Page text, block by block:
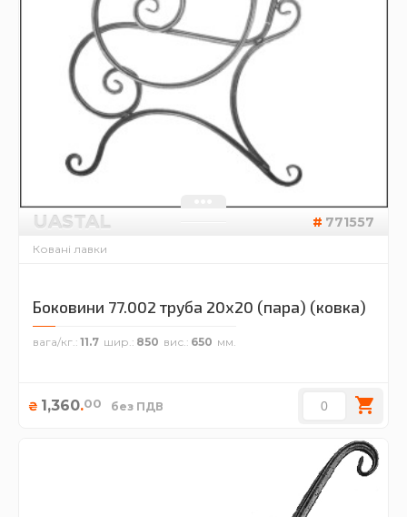
UASTAL 771557
Ковані лавки
Боковини 77.002 труба 20х20 (пара) (ковка)
вага/кг. 11.7 шир. 850 вис. 650
₴ 1,360.00 без ПДВ